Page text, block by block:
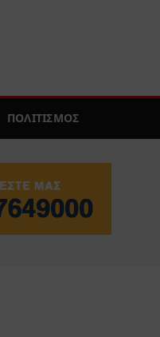
ΠΟΛΙΤΙΣΜΟΣ